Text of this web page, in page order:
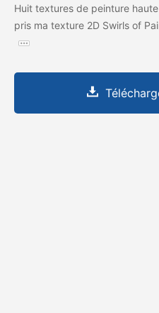
Huit textures de peinture
pris ma texture 2D Swirls of